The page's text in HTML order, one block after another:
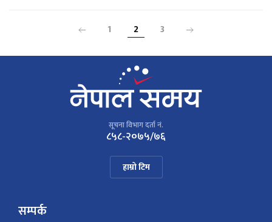
1 2 3
सूचना विभाग दर्ता नं.
८५८-२०७५/७६
हाम्रो टिम
सम्पर्क